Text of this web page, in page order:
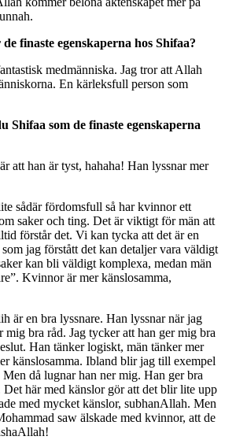
finaste egenskaperna hos Shifaa?
medmänniska. Jag tror att Allah
En kärleksfull person som
Shifaa som de finaste egenskaperna
att han är tyst, hahaha! Han lyssnar mer
sådär fördomsfull så har kvinnor ett
saker och ting. Det är viktigt för män att
förstår det. Vi kan tycka att det är en
jag förstått det kan detaljer vara väldigt
kan bli väldigt komplexa, medan män
Kvinnor är mer känslosamma,
är en bra lyssnare. Han lyssnar när jag
mig bra råd. Jag tycker att han ger mig bra
Han tänker logiskt, män tänker mer
känslosamma. Ibland blir jag till exempel
då lugnar han ner mig. Han ger bra
här med känslor gör att det blir lite upp
med mycket känslor, subhanAllah. Men
saw älskade med kvinnor, att de